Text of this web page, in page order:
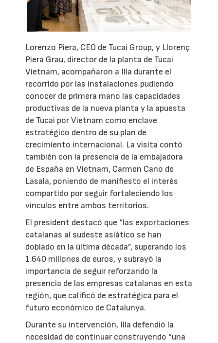
Lorenzo Piera, CEO de Tucai Group, y Llorenç
Piera Grau, director de la planta de Tucai
Vietnam, acompañaron a Illa durante el
recorrido por las instalaciones pudiendo
conocer de primera mano las capacidades
productivas de la nueva planta y la apuesta
de Tucai por Vietnam como enclave
estratégico dentro de su plan de
crecimiento internacional. La visita contó
también con la presencia de la embajadora
de España en Vietnam, Carmen Cano de
Lasala, poniendo de manifiesto el interés
compartido por seguir fortaleciendo los
vínculos entre ambos territorios.
El president destacó que “las exportaciones
catalanas al sudeste asiático se han
doblado en la última década”, superando los
1.640 millones de euros, y subrayó la
importancia de seguir reforzando la
presencia de las empresas catalanas en esta
región, que calificó de estratégica para el
futuro económico de Catalunya.
Durante su intervención, Illa defendió la
necesidad de continuar construyendo “una